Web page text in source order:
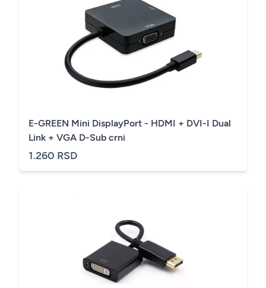
E-GREEN Mini DisplayPort - HDMI + DVI-I Dual
Link + VGA D-Sub crni
1.260 RSD